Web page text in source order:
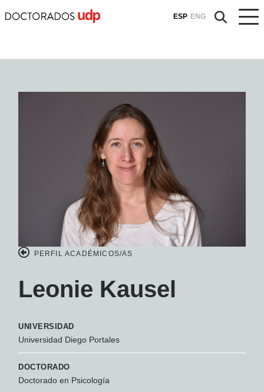
ESP ENG
PERFIL ACADÉMICOS/AS
Leonie Kausel
UNIVERSIDAD
Universidad Diego Portales
DOCTORADO
Doctorado en Psicología